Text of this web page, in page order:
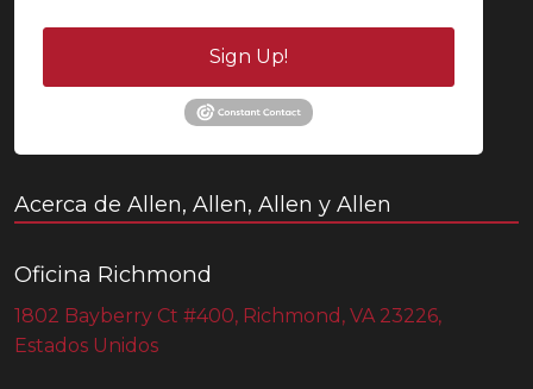
Sign Up!
Acerca de Allen, Allen, Allen y Allen
Oficina Richmond
1802 Bayberry Ct #400, Richmond, VA 23226,
Estados Unidos